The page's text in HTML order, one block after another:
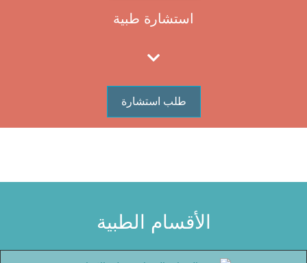
استشارة طبية
طلب استشارة
الأقسام الطبية